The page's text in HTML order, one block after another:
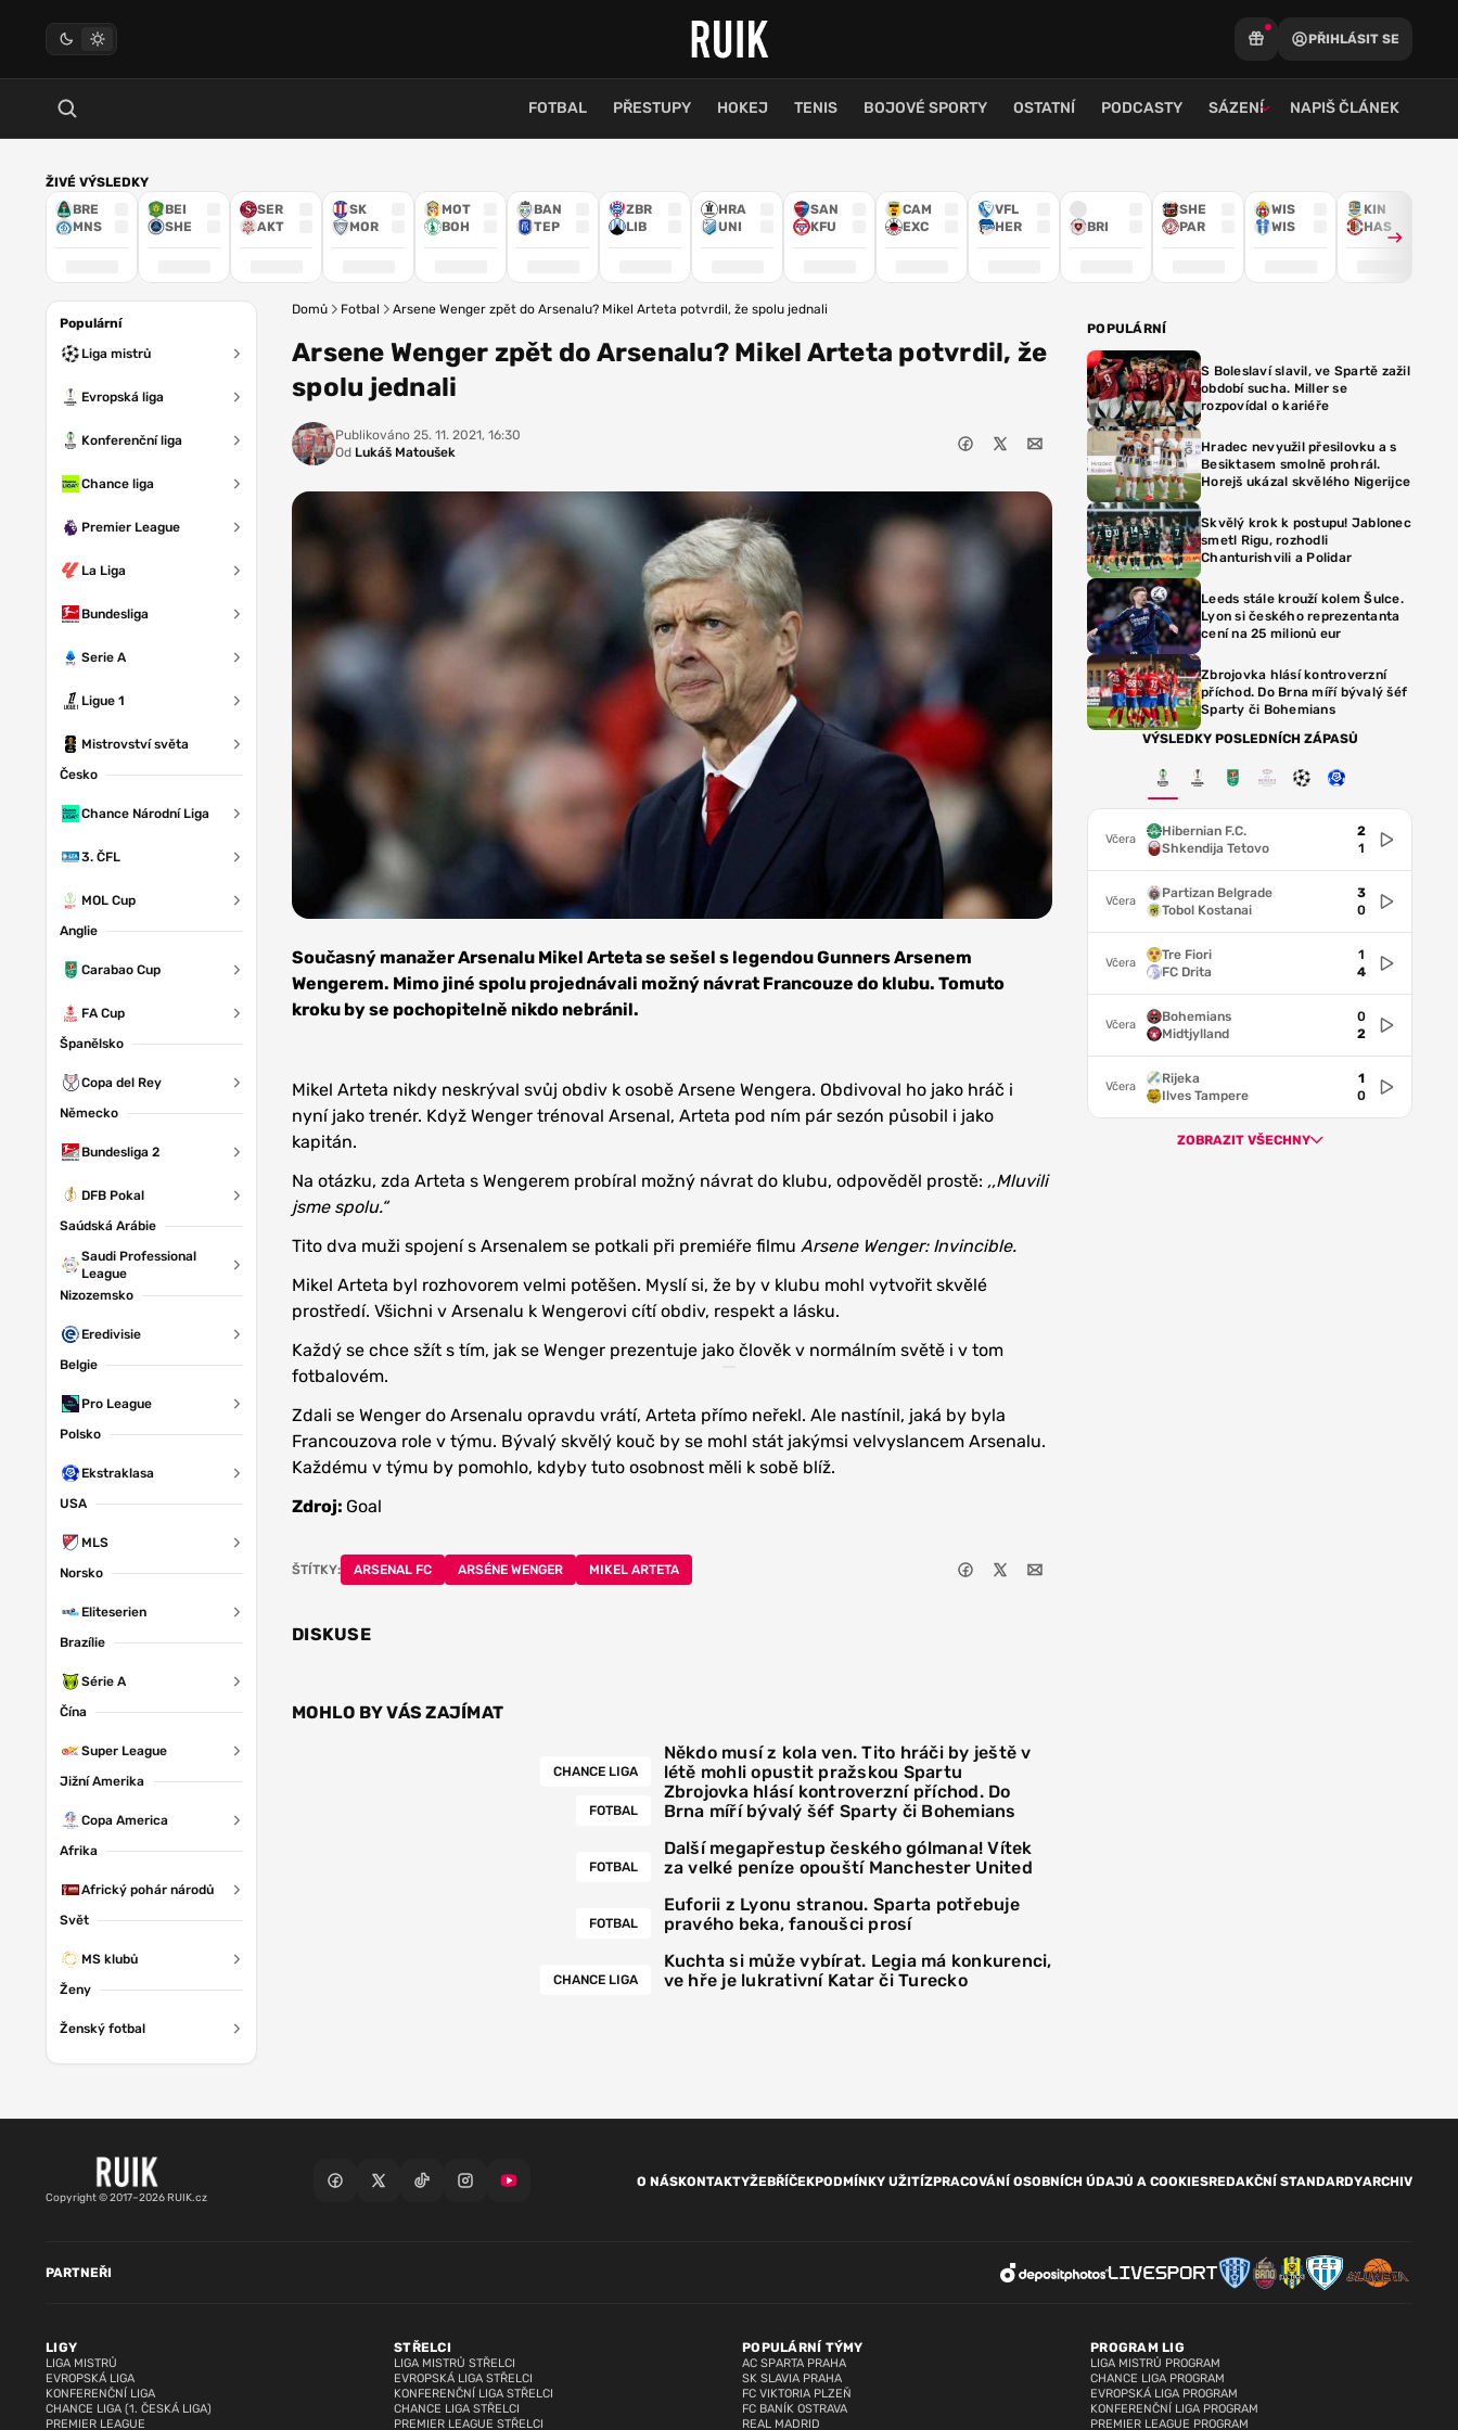
PŘIHLÁSIT SE
FOTBAL PŘESTUPY HOKEJ TENIS BOJOVÉ SPORTY OSTATNÍ PODCASTY SÁZENÍ NAPIŠ ČLÁNEK
ŽIVÉ VÝSLEDKY
BRE
MNS
BEI
SHE
SER
AKT
SK
MOR
MOT
BOH
BAN
TEP
ZBR
LIB
HRA
UNI
SAN
KFU
CAM
EXC
VFL
HER
BRI
SHE
PAR
WIS
WIS
KIN
HAS
Populární
Liga mistrů
Evropská liga
Konferenční liga
Chance liga
Premier League
La Liga
Bundesliga
Serie A
Ligue 1
Mistrovství světa
Česko
Chance Národní Liga
3. ČFL
MOL Cup
Anglie
Carabao Cup
FA Cup
Španělsko
Copa del Rey
Německo
Bundesliga 2
DFB Pokal
Saúdská Arábie
Saudi Professional
League
Nizozemsko
Eredivisie
Belgie
Pro League
Polsko
Ekstraklasa
USA
MLS
Norsko
Eliteserien
Brazílie
Série A
Čína
Super League
Jižní Amerika
Copa America
Afrika
Africký pohár národů
Svět
MS klubů
Ženy
Ženský fotbal
Domů Fotbal Arsene Wenger zpět do Arsenalu? Mikel Arteta potvrdil, že spolu jednali
Arsene Wenger zpět do Arsenalu? Mikel Arteta potvrdil, že
spolu jednali
Publikováno 25. 11. 2021, 16:30
Od Lukáš Matoušek
Crystal
Palace
Současný manažer Arsenalu Mikel Arteta se sešel s legendou Gunners Arsenem
Wengerem. Mimo jiné spolu projednávali možný návrat Francouze do klubu. Tomuto
kroku by se pochopitelně nikdo nebránil.
Mikel Arteta nikdy neskrýval svůj obdiv k osobě Arsene Wengera. Obdivoval ho jako hráč i
nyní jako trenér. Když Wenger trénoval Arsenal, Arteta pod ním pár sezón působil i jako
kapitán.
Na otázku, zda Arteta s Wengerem probíral možný návrat do klubu, odpověděl prostě: ‚‚Mluvili
jsme spolu.“
Tito dva muži spojení s Arsenalem se potkali při premiéře filmu Arsene Wenger: Invincible.
Mikel Arteta byl rozhovorem velmi potěšen. Myslí si, že by v klubu mohl vytvořit skvělé
prostředí. Všichni v Arsenalu k Wengerovi cítí obdiv, respekt a lásku.
Každý se chce sžít s tím, jak se Wenger prezentuje jako člověk v normálním světě i v tom
fotbalovém.
Zdali se Wenger do Arsenalu opravdu vrátí, Arteta přímo neřekl. Ale nastínil, jaká by byla
Francouzova role v týmu. Bývalý skvělý kouč by se mohl stát jakýmsi velvyslancem Arsenalu.
Každému v týmu by pomohlo, kdyby tuto osobnost měli k sobě blíž.
Zdroj: Goal
ŠTÍTKY: ARSENAL FC ARSÉNE WENGER MIKEL ARTETA
DISKUSE
MOHLO BY VÁS ZAJÍMAT
CHANCE LIGA
Někdo musí z kola ven. Tito hráči by ještě v
létě mohli opustit pražskou Spartu
FOTBAL
Zbrojovka hlásí kontroverzní příchod. Do
Brna míří bývalý šéf Sparty či Bohemians
FOTBAL
Další megapřestup českého gólmana! Vítek
za velké peníze opouští Manchester United
FOTBAL
Euforii z Lyonu stranou. Sparta potřebuje
pravého beka, fanoušci prosí
CHANCE LIGA
Kuchta si může vybírat. Legia má konkurenci,
ve hře je lukrativní Katar či Turecko
POPULÁRNÍ
S Boleslaví slavil, ve Spartě zažil
období sucha. Miller se
rozpovídal o kariéře
Hradec nevyužil přesilovku a s
Besiktasem smolně prohrál.
Horejš ukázal skvělého Nigerijce
Skvělý krok k postupu! Jablonec
smetl Rigu, rozhodli
Chanturishvili a Polidar
Leeds stále krouží kolem Šulce.
Lyon si českého reprezentanta
cení na 25 milionů eur
Zbrojovka hlásí kontroverzní
příchod. Do Brna míří bývalý šéf
Sparty či Bohemians
VÝSLEDKY POSLEDNÍCH ZÁPASŮ
Včera
Hibernian F.C.
Shkendija Tetovo
2
1
Včera
Partizan Belgrade
Tobol Kostanai
3
0
Včera
Tre Fiori
FC Drita
1
4
Včera
Bohemians
Midtjylland
0
2
Včera
Rijeka
Ilves Tampere
1
0
ZOBRAZIT VŠECHNY
Copyright © 2017–2026 RUIK.cz
O NÁSKONTAKTYŽEBŘÍČEKPODMÍNKY UŽITÍZPRACOVÁNÍ OSOBNÍCH ÚDAJŮ A COOKIESREDAKČNÍ STANDARDYARCHIV
LIGY
LIGA MISTRŮ
EVROPSKÁ LIGA
KONFERENČNÍ LIGA
CHANCE LIGA (1. ČESKÁ LIGA)
PREMIER LEAGUE
STŘELCI
LIGA MISTRŮ STŘELCI
EVROPSKÁ LIGA STŘELCI
KONFERENČNÍ LIGA STŘELCI
CHANCE LIGA STŘELCI
PREMIER LEAGUE STŘELCI
POPULÁRNÍ TÝMY
AC SPARTA PRAHA
SK SLAVIA PRAHA
FC VIKTORIA PLZEŇ
FC BANÍK OSTRAVA
REAL MADRID
PROGRAM LIG
LIGA MISTRŮ PROGRAM
CHANCE LIGA PROGRAM
EVROPSKÁ LIGA PROGRAM
KONFERENČNÍ LIGA PROGRAM
PREMIER LEAGUE PROGRAM
PARTNEŘI